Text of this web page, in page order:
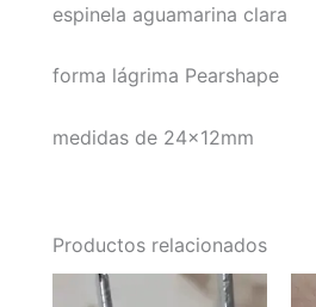
espinela aguamarina clara
forma lágrima Pearshape
medidas de 24x12mm
Productos relacionados